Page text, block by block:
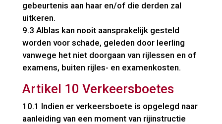
gebeurtenis aan haar en/of die derden zal
uitkeren.
9.3 Alblas kan nooit aansprakelijk gesteld
worden voor schade, geleden door leerling
vanwege het niet doorgaan van rijlessen en of
examens, buiten rijles- en examenkosten.
Artikel 10 Verkeersboetes
10.1 Indien er verkeersboete is opgelegd naar
aanleiding van een moment van rijinstructie